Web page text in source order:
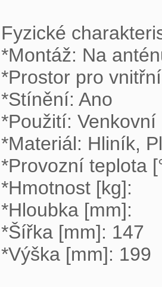
Fyzické
*Montáž: Na
*Prostor pro
*Stínění: Ano
*Použití: Venkovní
*Materiál: Hliník,
*Provozní teplota
*Hmotnost [kg]:	0,4
*Hloubka [mm]:	85
*Šířka [mm]: 147
*Výška [mm]: 199